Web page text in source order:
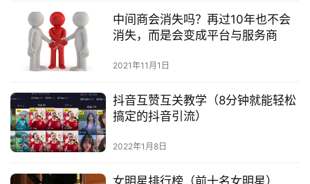
中间商会消失吗？再过10年也不会
消失，而是会变成平台与服务商
2021年11月1日
抖音互赞互关教学（8分钟就能轻松
搞定的抖音引流）
2022年1月8日